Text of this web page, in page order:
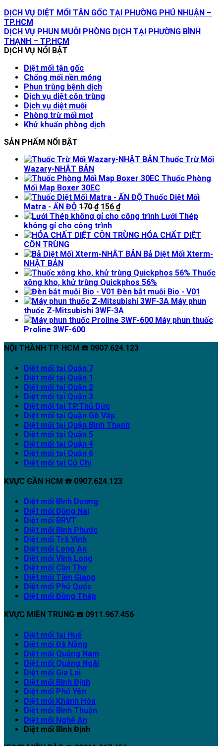
DỊCH VỤ DIỆT MỐI TẬN GỐC TẠI PHƯỜNG PHÚ NHUẬN –
TP.HCM
DỊCH VỤ PHUN MUỖI PHÒNG DỊCH TẠI PHƯỜNG BÌNH
THẠNH – TP.HCM
DỊCH VỤ NỔI BẬT
Diệt mối tận gốc
Chống mối nền móng
Phun trùng bệnh dịch
Dịch vụ diệt côn trùng
Dịch vụ diệt muỗi
Phòng trừ mối mọt
Khử khuẩn phòng dịch
SẢN PHẨM NỔI BẬT
Thuốc Trừ Mối
Wazary-NHẬT BẢN
Thuốc Phòng
Mối Map Boxer 30EC
Thuốc Diệt Mối
Matra - ẤN ĐỘ 170₫ Giá
gốc
là:
170 ₫.
156 ₫Giá
hiện
là:
Lưới Thép
không gỉ cho công trình
HÓA CHẤT DIỆT
CÔN TRÙNG
Bả Diệt Mối Xterm-
NHẬT BẢN
Thuốc
xông kho, khử trùng Quickphos 56%
Đèn bắt muỗi Bio - V01
Máy phun
thuốc Z-Mitsubishi 3WF-3A
Máy phun thuốc
Proline 3WF-600
NỘI THÀNH TP. HCM ☎️ 0907.624.123
Diệt mối tại Quận 7
Diệt mối tại Quận 1
Diệt mối tại Quận 2
Diệt mối tại Quận 3
Diệt mối tại TP.Thủ Đức
Diệt mối tại Quận Gò Vấp
Diệt mối tại Quận Bình Thạnh
Diệt mối tại Quận 5
Diệt mối tại Quận 4
Diệt mối tại Quận 6
Diệt mối tại Củ Chi
KVỰC GẦN HCM ☎️ 0907.624.123
Diệt mối Bình Dương
Diệt mối Đồng Nai
Diệt mối BRVT
Diệt mối Bình Phước
Diệt mối Trà Vinh
Diệt mối Long An
Diệt mối Vĩnh Long
Diệt mối Cần Thơ
Diệt mối Tiền Giang
Diệt mối Phú Quốc
Diệt mối Đồng Tháp
KVỰC MIỀN TRUNG ☎️ 0911.967.456
Diệt mối tại Huế
Diệt mối Đà Nẵng
Diệt mối Quảng Nam
Diệt mối Quảng Ngãi
Diệt mối Gia Lai
Diệt mối Bình Định
Diệt mối Phú Yên
Diệt mối Khánh Hòa
Diệt mối Bình Thuận
Diệt mối Nghệ An
Diệt mối Bình Định